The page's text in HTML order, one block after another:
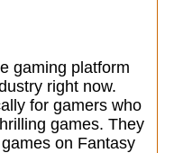
gaming platform
right now.
for gamers who
games. They
on Fantasy